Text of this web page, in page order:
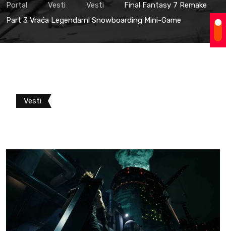
Portal
Vesti Vesti
Final Fantasy 7 Remake
Part 3 Vraća Legendarni Snowboarding Mini-Game
Vesti